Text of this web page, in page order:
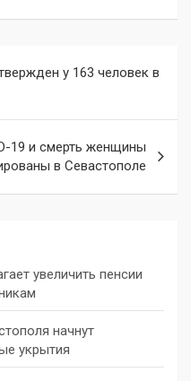
у 163 человек в
19 и смерть женщины
в Севастополе
увеличить пенсии
начнут
укрытия